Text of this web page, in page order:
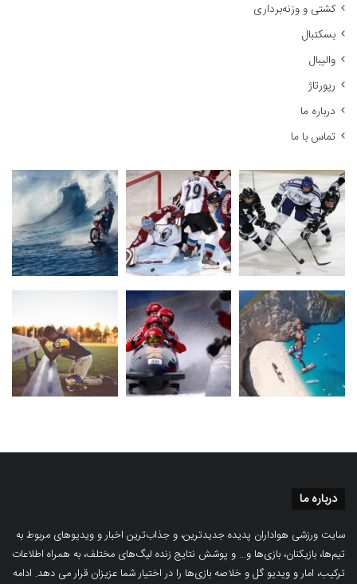
کشتی و وزنه‌برداری
بسکتبال
والیبال
رپورتاژ
درباره ما
تماس با ما
درباره ما
سایت ورزشی هواداران پدیده جدیدترین، و جذاب‌ترین اخبار و ویدیوهای مربوط به
تیم‌ها، بازیکنان، بازی‌ها و… و پوشش نتایج زنده لیگ‌های مختلف، به همراه اطلاعات
ترکیب، امار و ویدیو‌‌ گل‌ و خلاصه بازی‌ها را در اختیار شما عزیزان قرار می دهد. ادامه